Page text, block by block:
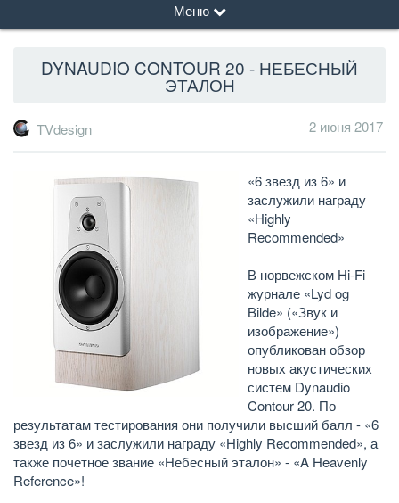
Меню
DYNAUDIO CONTOUR 20 - НЕБЕСНЫЙ
ЭТАЛОН
TVdesign 2 июня 2017
«6 звезд из 6» и
заслужили награду
«Highly
Recommended»
В норвежском Hi-Fi
журнале «Lyd og
Bilde» («Звук и
изображение»)
опубликован обзор
новых акустических
систем Dynaudio
Contour 20. По
результатам тестирования они получили высший балл - «6
звезд из 6» и заслужили награду «Highly Recommended», а
также почетное звание «Небесный эталон» - «A Heavenly
Reference»!